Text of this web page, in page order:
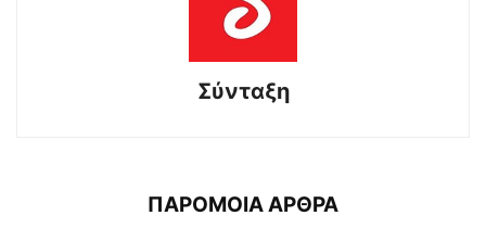
Σύνταξη
ΠΑΡΟΜΟΙΑ ΑΡΘΡΑ